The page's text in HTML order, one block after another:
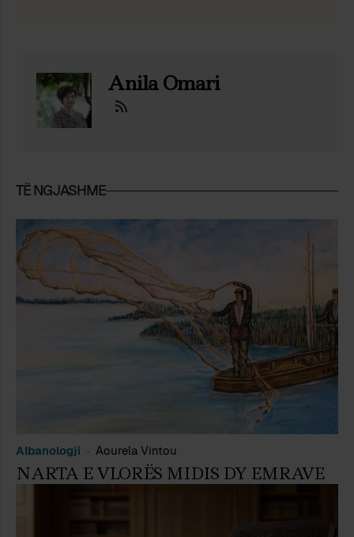
Anila Omari
TË NGJASHME
Albanologji Aourela Vintou
NARTA E VLORËS MIDIS DY EMRAVE